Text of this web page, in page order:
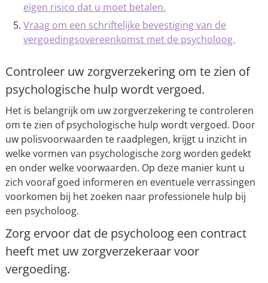
eigen risico dat u moet betalen.
Vraag om een schriftelijke bevestiging van de
vergoedingsovereenkomst met de psycholoog.
Controleer uw zorgverzekering om te zien of
psychologische hulp wordt vergoed.
Het is belangrijk om uw zorgverzekering te controleren
om te zien of psychologische hulp wordt vergoed. Door
uw polisvoorwaarden te raadplegen, krijgt u inzicht in
welke vormen van psychologische zorg worden gedekt
en onder welke voorwaarden. Op deze manier kunt u
zich vooraf goed informeren en eventuele verrassingen
voorkomen bij het zoeken naar professionele hulp bij
een psycholoog.
Zorg ervoor dat de psycholoog een contract
heeft met uw zorgverzekeraar voor
vergoeding.